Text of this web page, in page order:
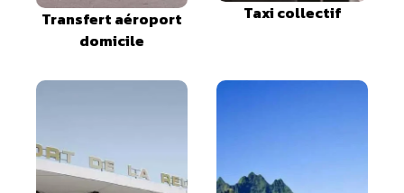
Transfert aéroport
domicile
Taxi collectif